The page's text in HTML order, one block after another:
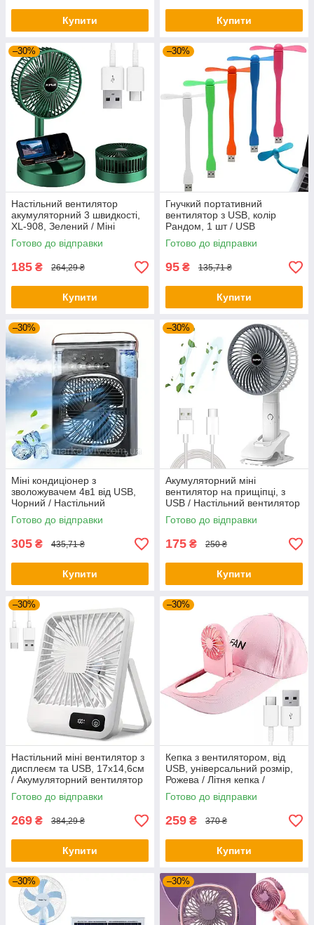
Купити Купити
–30%
Настільний вентилятор
акумуляторний 3 швидкості,
XL-908, Зелений / Міні
вентилятор / Маленький
вентилятор
Готово до відправки
185 ₴ 264,29 ₴
Купити
–30%
Гнучкий портативний
вентилятор з USB, колір
Рандом, 1 шт / USB
вентилятор для ноутбука /
Міні вентилятор
Готово до відправки
95 ₴ 135,71 ₴
Купити
–30%
Міні кондиціонер з
зволожувачем 4в1 від USB,
Чорний / Настільний
вентилятор / Портативний
кондиціонер
Готово до відправки
305 ₴ 435,71 ₴
Купити
–30%
Акумуляторний міні
вентилятор на прищіпці, з
USB / Настільний вентилятор
з обертанням
Готово до відправки
175 ₴ 250 ₴
Купити
–30%
Настільний міні вентилятор з
дисплеєм та USB, 17х14,6см
/ Акумуляторний вентилятор
на стіл
Готово до відправки
269 ₴ 384,29 ₴
Купити
–30%
Кепка з вентилятором, від
USB, універсальний розмір,
Рожева / Літня кепка /
Бейсболка з вентилятором
Готово до відправки
259 ₴ 370 ₴
Купити
–30% –30%